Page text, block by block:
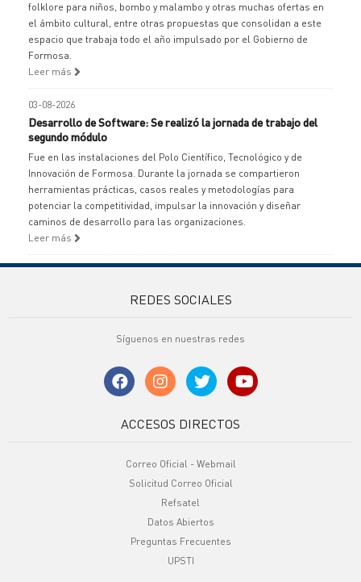
folklore para niños, bombo y malambo y otras muchas ofertas en
el ámbito cultural, entre otras propuestas que consolidan a este
espacio que trabaja todo el año impulsado por el Gobierno de
Formosa.
Leer más
03-08-2026
Desarrollo de Software: Se realizó la jornada de trabajo del
segundo módulo
Fue en las instalaciones del Polo Científico, Tecnológico y de
Innovación de Formosa. Durante la jornada se compartieron
herramientas prácticas, casos reales y metodologías para
potenciar la competitividad, impulsar la innovación y diseñar
caminos de desarrollo para las organizaciones.
Leer más
REDES SOCIALES
Síguenos en nuestras redes
ACCESOS DIRECTOS
Correo Oficial - Webmail
Solicitud Correo Oficial
Refsatel
Datos Abiertos
Preguntas Frecuentes
UPSTI